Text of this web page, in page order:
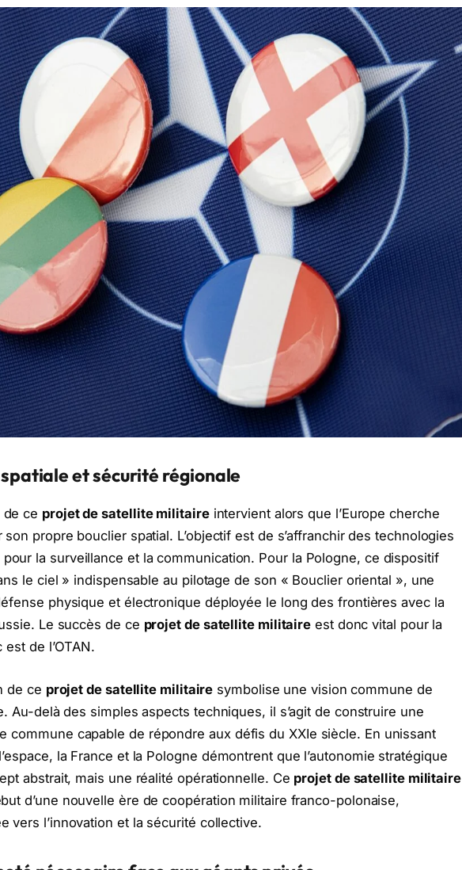
et sécurité régionale
ce projet de satellite militaireintervient alors que l’Europe cherche
propre bouclier spatial. L’objectif est de s’affranchir des technologies
la surveillance et la communication. Pour la Pologne, ce dispositif
le ciel » indispensable au pilotage de son « Bouclier oriental », une
physique et électronique déployée le long des frontières avec la
Le succès de ce projet de satellite militaire est donc vital pour la
de l’OTAN.
de ce projet de satellite militaire symbolise une vision commune de
Au-delà des simples aspects techniques, il s’agit de construire une
commune capable de répondre aux défis du XXIe siècle. En unissant
la France et la Pologne démontrent que l’autonomie stratégique
abstrait, mais une réalité opérationnelle. Ce projet de satellite militaire
d’une nouvelle ère de coopération militaire franco-polonaise,
vers l’innovation et la sécurité collective.